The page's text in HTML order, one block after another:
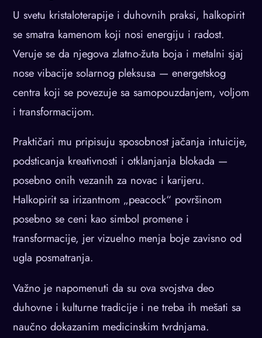
U svetu kristaloterapije i duhovnih praksi, halkopirit
se smatra kamenom koji nosi energiju i radost.
Veruje se da njegova zlatno-žuta boja i metalni sjaj
nose vibacije solarnog pleksusa — energetskog
centra koji se povezuje sa samopouzdanjem, voljom
i transformacijom.
Praktičari mu pripisuju sposobnost jačanja intuicije,
podsticanja kreativnosti i otklanjanja blokada —
posebno onih vezanih za novac i karijeru.
Halkopirit sa irizantnom „peacock“ površinom
posebno se ceni kao simbol promene i
transformacije, jer vizuelno menja boje zavisno od
ugla posmatranja.
Važno je napomenuti da su ova svojstva deo
duhovne i kulturne tradicije i ne treba ih mešati sa
naučno dokazanim medicinskim tvrdnjama.